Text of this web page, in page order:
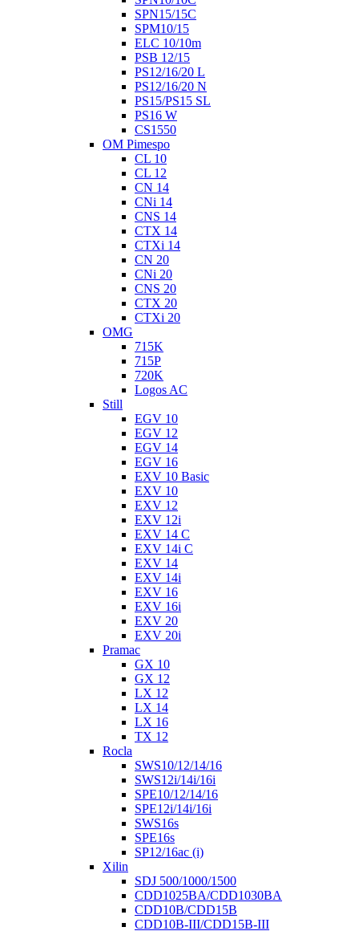
SPN15/15C
SPM10/15
ELC 10/10m
PSB 12/15
PS12/16/20 L
PS12/16/20 N
PS15/PS15 SL
PS16 W
CS1550
OM Pimespo
CL 10
CL 12
CN 14
CNi 14
CNS 14
CTX 14
CTXi 14
CN 20
CNi 20
CNS 20
CTX 20
CTXi 20
OMG
715K
715P
720K
Logos AC
Still
EGV 10
EGV 12
EGV 14
EGV 16
EXV 10 Basic
EXV 10
EXV 12
EXV 12i
EXV 14 C
EXV 14i C
EXV 14
EXV 14i
EXV 16
EXV 16i
EXV 20
EXV 20i
Pramac
GX 10
GX 12
LX 12
LX 14
LX 16
TX 12
Rocla
SWS10/12/14/16
SWS12i/14i/16i
SPE10/12/14/16
SPE12i/14i/16i
SWS16s
SPE16s
SP12/16ac (i)
Xilin
SDJ 500/1000/1500
CDD1025BA/CDD1030BA
CDD10B/CDD15B
CDD10B-III/CDD15B-III